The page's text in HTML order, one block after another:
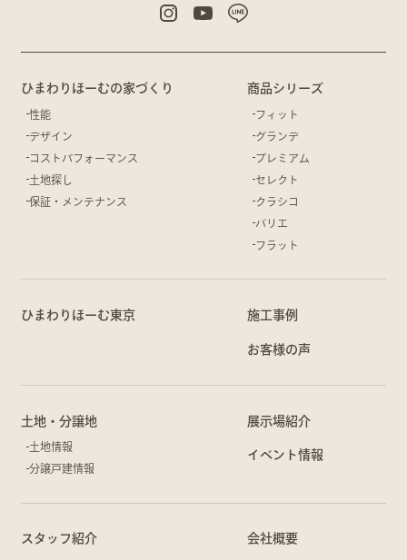
ひまわりほーむの家づくり
性能
デザイン
コストパフォーマンス
土地探し
保証・メンテナンス
商品シリーズ
フィット
グランデ
プレミアム
セレクト
クラシコ
バリエ
フラット
ひまわりほーむ東京 施工事例
お客様の声
土地・分譲地
土地情報
分譲戸建情報
展示場紹介
イベント情報
スタッフ紹介 会社概要